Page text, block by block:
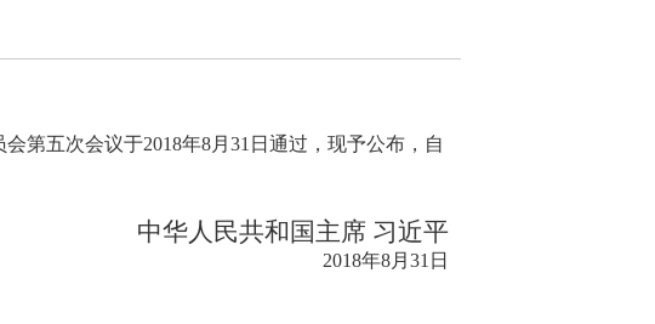
第五次会议于2018年8月31日通过，现予公布，自
中华人民共和国主席 习近平
2018年8月31日